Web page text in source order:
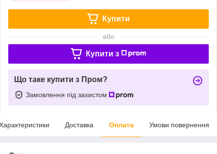
Купити
або
Купити з
Що таке купити з Пром?
Замовлення під захистом
Доставка Оплата Умови повернення